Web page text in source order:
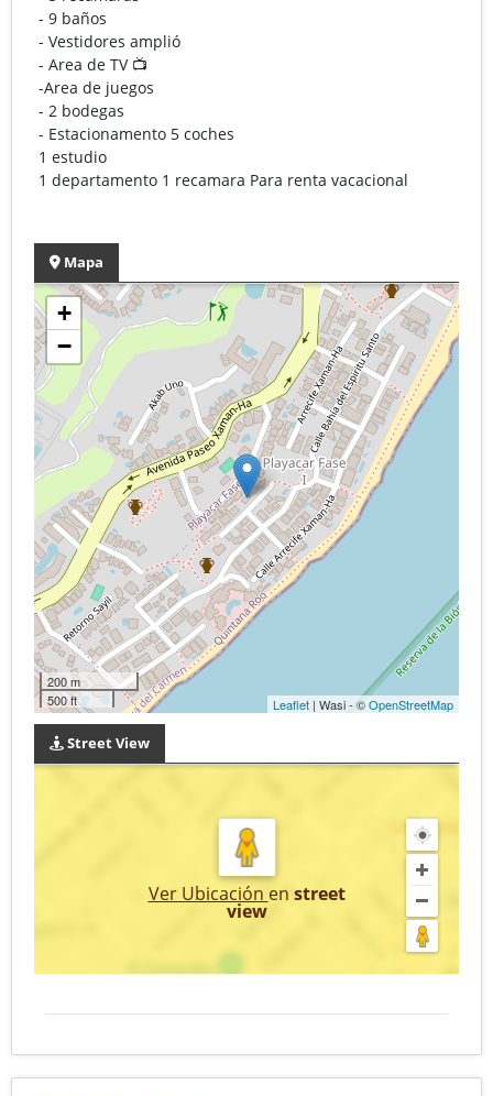
- 9 baños
- Vestidores amplió
- Area de TV 📺
-Area de juegos
- 2 bodegas
- Estacionamento 5 coches
1 estudio
1 departamento 1 recamara Para renta vacacional
Mapa
+
−
200 m
500 ft
Leaflet | Wasi - ©OpenStreetMap
Street View
Ver Ubicación en street
view